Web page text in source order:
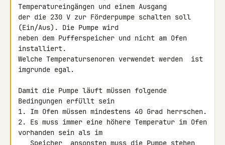
Temperatureingängen und einem Ausgang
der die 230 V zur Förderpumpe schalten soll
(Ein/Aus). Die Pumpe wird
neben dem Pufferspeicher und nicht am Ofen
installiert.
Welche Temperatursenoren verwendet werden  ist
imgrunde egal.
Damit die Pumpe läuft müssen folgende
Bedingungen erfüllt sein
1. Im Ofen müssen mindestens 40 Grad herrschen.
2. Es muss immer eine höhere Temperatur im Ofen
vorhanden sein als im